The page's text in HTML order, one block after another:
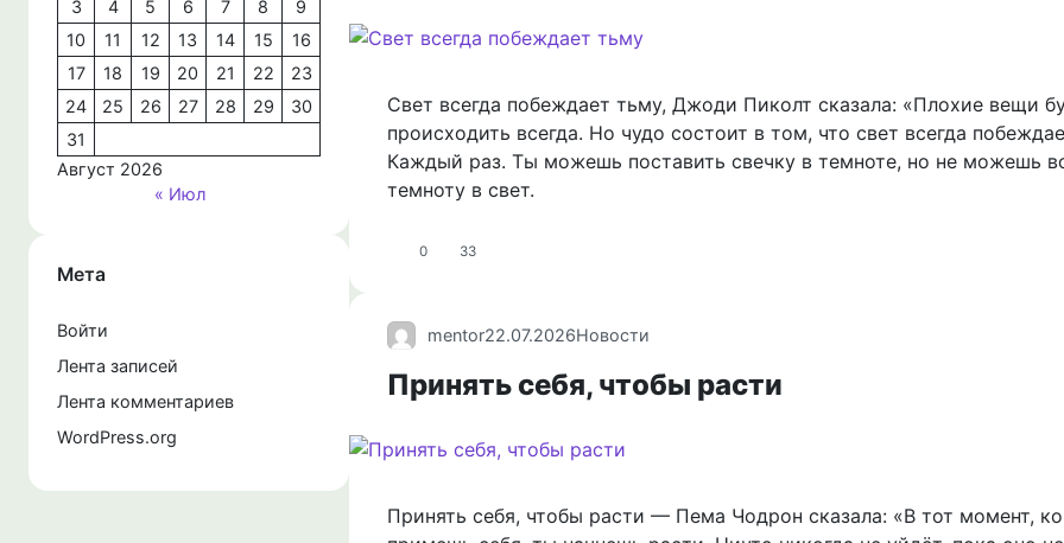
Свет всегда побеждает тьму, Джоди Пиколт сказала: «Плохие вещи
происходить всегда. Но чудо состоит в том, что свет всегда
Каждый раз. Ты можешь поставить свечку в темноте, но не можешь
темноту в свет.
0 33
mentor22.07.2026Новости
Принять себя, чтобы расти
Принять себя, чтобы расти — Пема Чодрон сказала: «В тот момент,
Август 2026
3
4 5 6 7 8
9
10
11 12 13 14 15
16
17
18 19 20 21 22
23
24
25 26 27 28 29
30
31
« Июл
Мета
Войти
Лента записей
Лента комментариев
WordPress.org